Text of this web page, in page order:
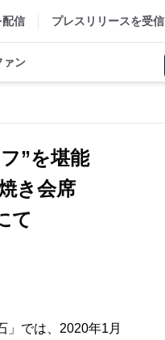
配信 プレスリリースを受信
ァン
”を堪能
き会席
て
」では、2020年1月